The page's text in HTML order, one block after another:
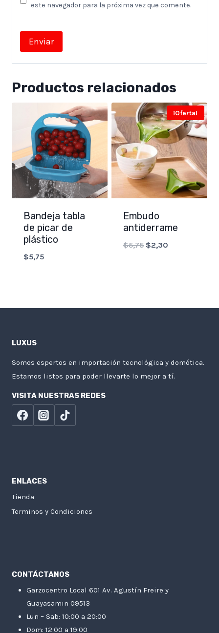
este navegador para la próxima vez que comente.
Productos relacionados
Bandeja tabla
de picar de
plástico
$5,75
¡Oferta!
Embudo
antiderrame
$5,75 Original
$2,30
LUXUS
Somos espertos en importación tecnológica y domótica.
Estamos listos para poder llevarte lo mejor a tí.
VISITA NUESTRAS REDES
ENLACES
Tienda
Terminos y Condiciones
CONTÁCTANOS
Garzocentro Local 601 Av. Agustín Freire y
Guayasamin 09513
Lun – Sab: 10:00 a 20:00
Dom: 12:00 a 19:00